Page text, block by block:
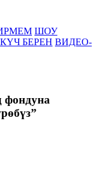
ШОУ
КҮЧ БЕРЕН ВИДЕО-
фондуна